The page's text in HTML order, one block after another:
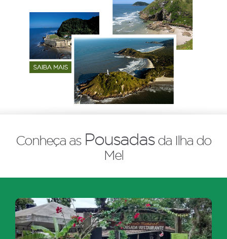
Conheça as Pousadasda Ilha do
Mel